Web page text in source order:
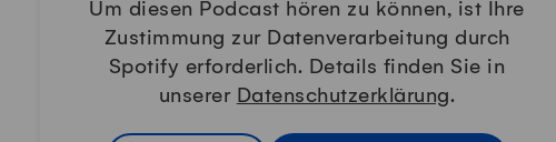
Um diesen Podcast hören zu können, ist Ihre
Zustimmung zur Datenverarbeitung durch
Spotify erforderlich. Details finden Sie in
unserer Datenschutzerklärung.